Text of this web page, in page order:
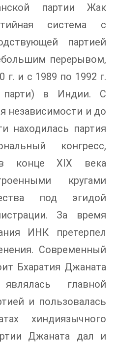
партии Жак
система с
партией
перерывом,
г. и с 1989 по 1992 г.
парти) в Индии. С
независимости и до
находилась партия
конгресс,
конце XIX века
кругами
под эгидой
За время
ИНК претерпел
Современный
Бхаратия Джаната
главной
и пользовалась
хиндиязычного
Джаната дал и